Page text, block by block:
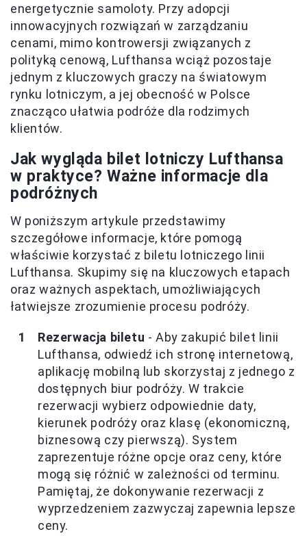
energetycznie samoloty. Przy adopcji
innowacyjnych rozwiązań w zarządzaniu
cenami, mimo kontrowersji związanych z
polityką cenową, Lufthansa wciąż pozostaje
jednym z kluczowych graczy na światowym
rynku lotniczym, a jej obecność w Polsce
znacząco ułatwia podróże dla rodzimych
klientów.
Jak wygląda bilet lotniczy Lufthansa
w praktyce? Ważne informacje dla
podróżnych
W poniższym artykule przedstawimy
szczegółowe informacje, które pomogą
właściwie korzystać z biletu lotniczego linii
Lufthansa. Skupimy się na kluczowych etapach
oraz ważnych aspektach, umożliwiających
łatwiejsze zrozumienie procesu podróży.
Rezerwacja biletu - Aby zakupić bilet linii
Lufthansa, odwiedź ich stronę internetową,
aplikację mobilną lub skorzystaj z jednego z
dostępnych biur podróży. W trakcie
rezerwacji wybierz odpowiednie daty,
kierunek podróży oraz klasę (ekonomiczną,
biznesową czy pierwszą). System
zaprezentuje różne opcje oraz ceny, które
mogą się różnić w zależności od terminu.
Pamiętaj, że dokonywanie rezerwacji z
wyprzedzeniem zazwyczaj zapewnia lepsze
ceny.